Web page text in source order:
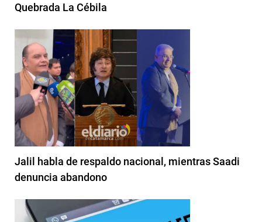
Quebrada La Cébila
Jalil habla de respaldo nacional, mientras Saadi
denuncia abandono